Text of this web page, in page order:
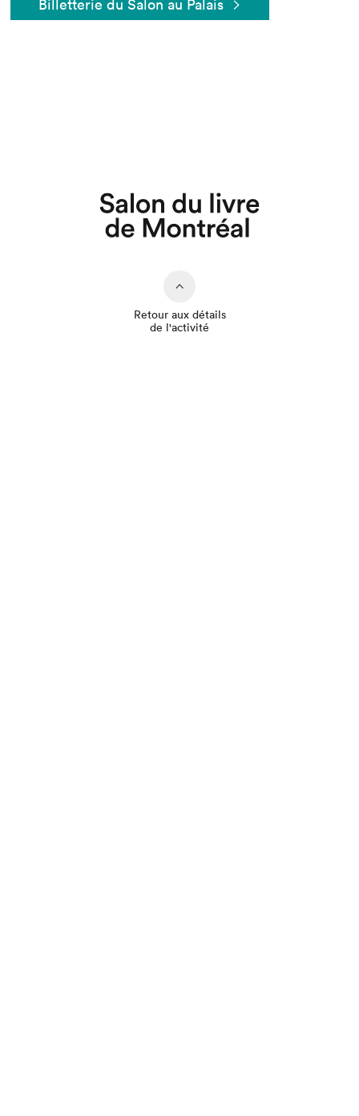
Billetterie du Salon au Palais
Retour aux détails
de l'activité